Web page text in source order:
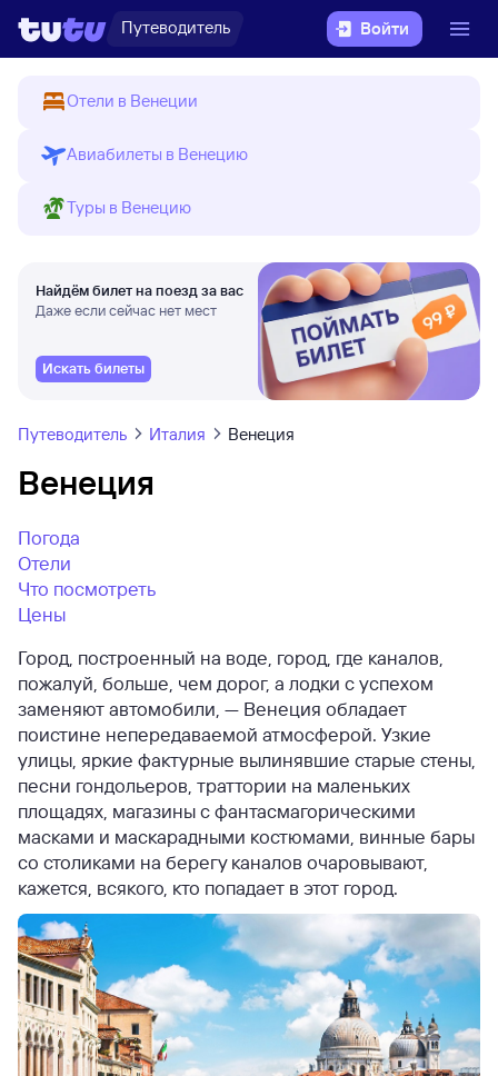
Путеводитель Войти
Отели в Венеции
Авиабилеты в Венецию
Туры в Венецию
Найдём билет на поезд за вас
Даже если сейчас нет мест
Искать билеты
Путеводитель Италия Венеция
Венеция
Погода
Отели
Что посмотреть
Цены
Город, построенный на воде, город, где каналов,
пожалуй, больше, чем дорог, а лодки с успехом
заменяют автомобили, — Венеция обладает
поистине непередаваемой атмосферой. Узкие
улицы, яркие фактурные вылинявшие старые стены,
песни гондольеров, траттории на маленьких
площадях, магазины с фантасмагорическими
масками и маскарадными костюмами, винные бары
со столиками на берегу каналов очаровывают,
кажется, всякого, кто попадает в этот город.